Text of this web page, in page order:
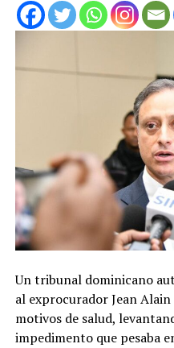
Un tribunal dominicano
al exprocurador Jean
motivos de salud,
impedimento que pesaba